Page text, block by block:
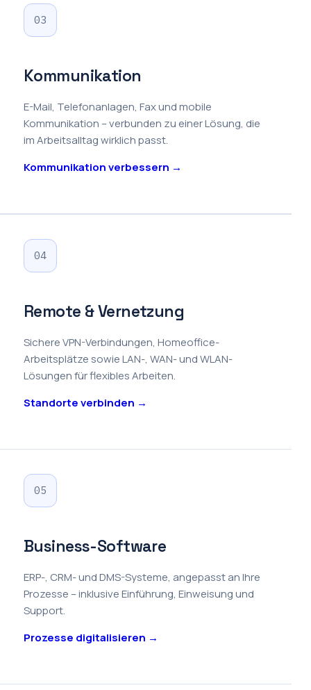
03
Kommunikation
E-Mail, Telefonanlagen, Fax und mobile
Kommunikation – verbunden zu einer Lösung, die
im Arbeitsalltag wirklich passt.
Kommunikation verbessern →
04
Remote & Vernetzung
Sichere VPN-Verbindungen, Homeoffice-
Arbeitsplätze sowie LAN-, WAN- und WLAN-
Lösungen für flexibles Arbeiten.
Standorte verbinden →
05
Business-Software
ERP-, CRM- und DMS-Systeme, angepasst an Ihre
Prozesse – inklusive Einführung, Einweisung und
Support.
Prozesse digitalisieren →